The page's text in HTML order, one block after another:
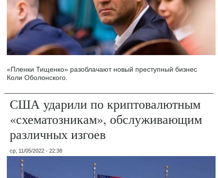
«Пленки Тищенко» разоблачают новый преступный бизнес
Коли Оболонского.
США ударили по криптовалютным
«схематозникам», обслуживающим
различных изгоев
ср, 11/05/2022 - 22:38